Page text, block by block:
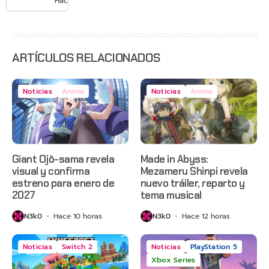
agosto
ARTÍCULOS RELACIONADOS
Noticias Anime
Giant Ojō-sama revela
visual y confirma
estreno para enero de
2027
N3k0 Hace 10 horas
Noticias Anime
Made in Abyss:
Mezameru Shinpi revela
nuevo tráiler, reparto y
tema musical
N3k0 Hace 12 horas
Noticias Switch 2 Noticias
PlayStation 5
Xbox Series